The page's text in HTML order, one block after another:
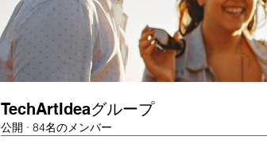
TechArtIdeaグループ
公開 · 84名のメンバー